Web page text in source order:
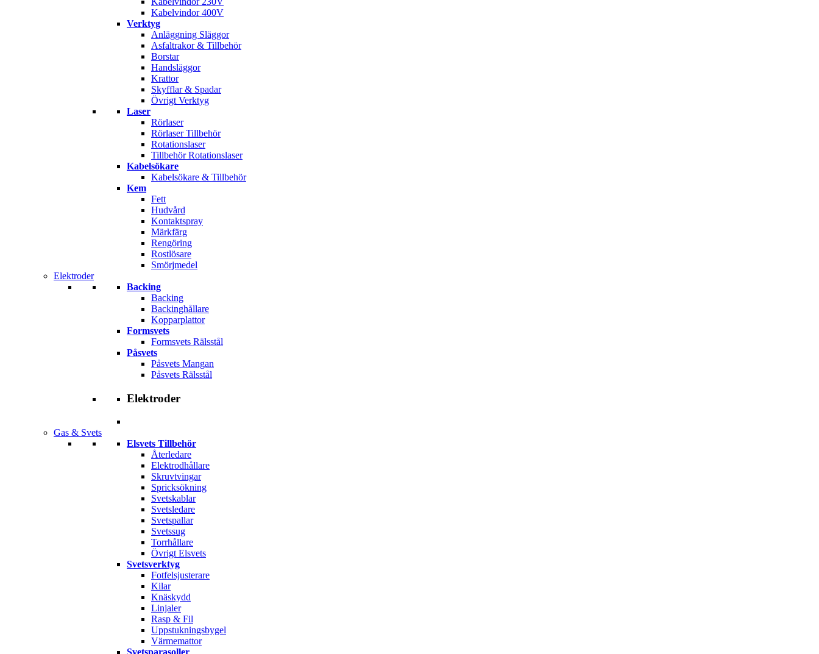
Kabelvindor 400V
Verktyg
Anläggning Släggor
Asfaltrakor & Tillbehör
Borstar
Handsläggor
Krattor
Skyfflar & Spadar
Övrigt Verktyg
Laser
Rörlaser
Rörlaser Tillbehör
Rotationslaser
Tillbehör Rotationslaser
Kabelsökare
Kabelsökare & Tillbehör
Kem
Fett
Hudvård
Kontaktspray
Märkfärg
Rengöring
Rostlösare
Smörjmedel
Elektroder
Backing
Backing
Backinghållare
Kopparplattor
Formsvets
Formsvets Rälsstål
Påsvets
Påsvets Mangan
Påsvets Rälsstål
Elektroder
Gas & Svets
Elsvets Tillbehör
Återledare
Elektrodhållare
Skruvtvingar
Spricksökning
Svetskablar
Svetsledare
Svetspallar
Svetssug
Torrhållare
Övrigt Elsvets
Svetsverktyg
Fotfelsjusterare
Kilar
Knäskydd
Linjaler
Rasp & Fil
Uppstukningsbygel
Värmemattor